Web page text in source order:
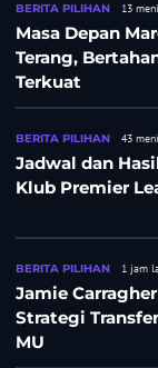
BERITA PILIHAN 13
Masa Depan
Terang,
Terkuat
BERITA PILIHAN 43
Jadwal dan
Klub Premier
BERITA PILIHAN 1 jam
Jamie
Strategi
MU